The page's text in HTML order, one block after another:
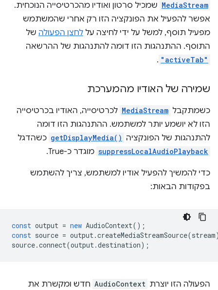
MediaStream שמכיל סרטון ואודיו מהכרטיסייה הנוכחית.
אפשר להפעיל את הפונקציה הזו רק אחרי שהמשתמש
מפעיל תוסף, למשל על ידי לחיצה על לחצן הפעולה של
התוסף. ההתנהגות הזו דומה להתנהגות של ההרשאה
"activeTab"
.
שמירה של האודיו מהמערכת
כשמתקבל MediaStream לכרטיסייה, האודיו בכרטיסייה
הזו לא יושמע יותר למשתמש. ההתנהגות הזו דומה
להתנהגות של הפונקציה getDisplayMedia() כשהדגל
suppressLocalAudioPlayback מוגדר כ-True.
כדי להמשיך להפעיל אודיו למשתמש, צריך להשתמש
בפקודות הבאות:
const output = new AudioContext();
const source = output.createMediaStreamSource(stream
source.connect(output.destination);
הפעולה הזו יוצרת AudioContext חדש ומקשרת את